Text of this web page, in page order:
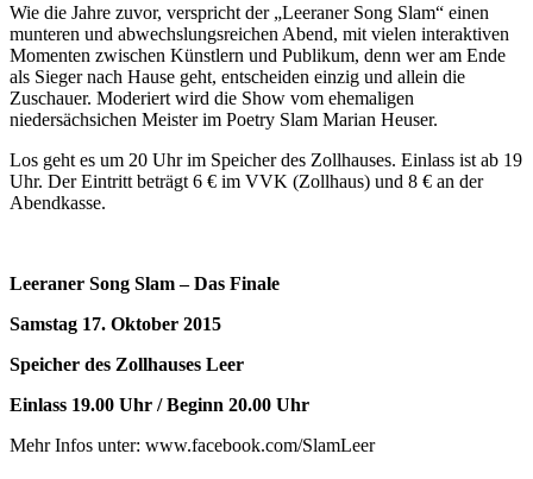
Wie die Jahre zuvor, verspricht der „Leeraner Song Slam“ einen
munteren und abwechslungsreichen Abend, mit vielen interaktiven
Momenten zwischen Künstlern und Publikum, denn wer am Ende
als Sieger nach Hause geht, entscheiden einzig und allein die
Zuschauer. Moderiert wird die Show vom ehemaligen
niedersächsichen Meister im Poetry Slam Marian Heuser.
Los geht es um 20 Uhr im Speicher des Zollhauses. Einlass ist ab 19
Uhr. Der Eintritt beträgt 6 € im VVK (Zollhaus) und 8 € an der
Abendkasse.
Leeraner Song Slam – Das Finale
Samstag 17. Oktober 2015
Speicher des Zollhauses Leer
Einlass 19.00 Uhr / Beginn 20.00 Uhr
Mehr Infos unter: www.facebook.com/SlamLeer